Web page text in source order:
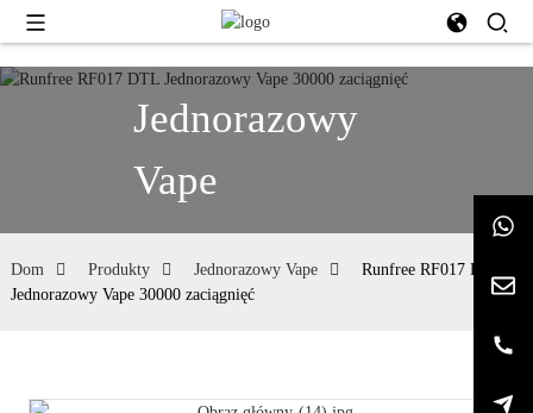
Jednorazowy
Vape
Dom Produkty Jednorazowy Vape
Runfree RF017 DTL
Jednorazowy Vape 30000 zaciągnięć